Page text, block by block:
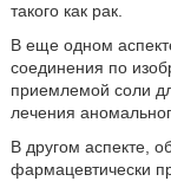
такого как рак.
В еще одном
соединения по
приемлемой соли
лечения
В другом аспекте,
фармацевтически